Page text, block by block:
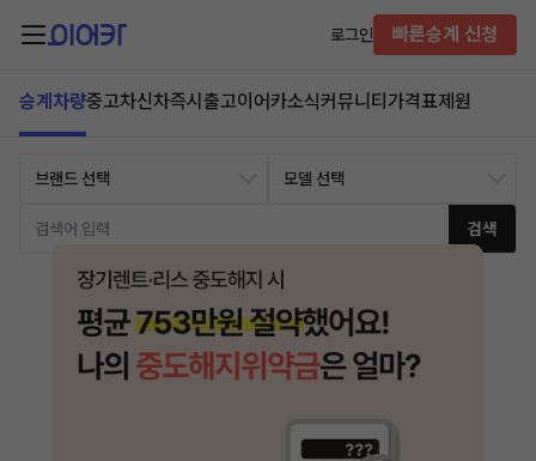
로그인 빠른승계 신청
승계차량중고차신차즉시출고이어카소식커뮤니티 가격표제원
검색